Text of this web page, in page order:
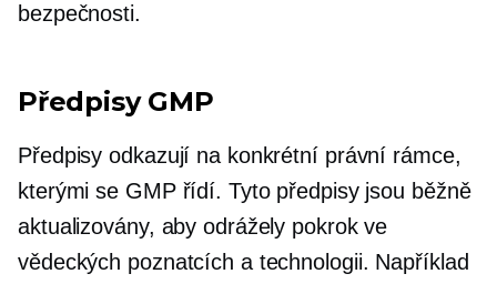
bezpečnosti.
Předpisy GMP
Předpisy odkazují na konkrétní právní rámce,
kterými se GMP řídí. Tyto předpisy jsou běžně
aktualizovány, aby odrážely pokrok ve
vědeckých poznatcích a technologii. Například